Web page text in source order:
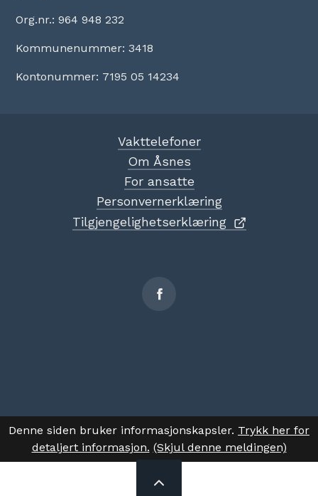
Org.nr.: 964 948 232
Kommunenummer: 3418
Kontonummer: 7195 05 14234
Vakttelefoner
Om Åsnes
For ansatte
Personvernerklæring
Tilgjengelighetserklæring
TIL
Denne siden bruker informasjonskapsler. Trykk her for
detaljert informasjon. (Skjul denne meldingen)